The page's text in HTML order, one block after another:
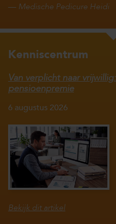
— Medische Pedicure Heidi
Kenniscentrum
Van verplicht naar
pensioenpremie
6 augustus 2026
Bekijk dit artikel